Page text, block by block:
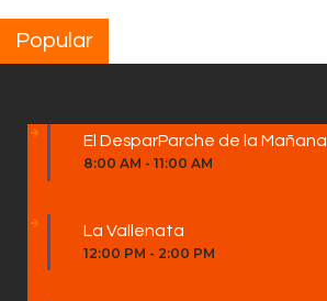
Popular
El DesparParche de la Mañana
8:00 AM - 11:00 AM
La Vallenata
12:00 PM - 2:00 PM